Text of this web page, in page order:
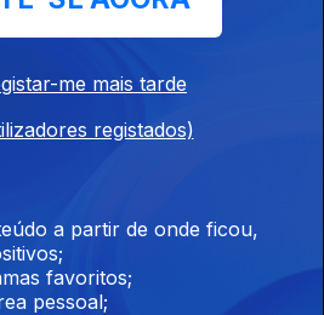
no festival Sonic Matter
Gravações UER.
me mais tarde
registados)
a partir de onde ficou,
favoritos;
pessoal;